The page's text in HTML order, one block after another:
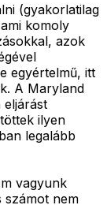
(gyakorlatilag
komoly
azok
egyértelmű, itt
A Maryland
eljárást
ilyen
legalább
vagyunk
számot nem